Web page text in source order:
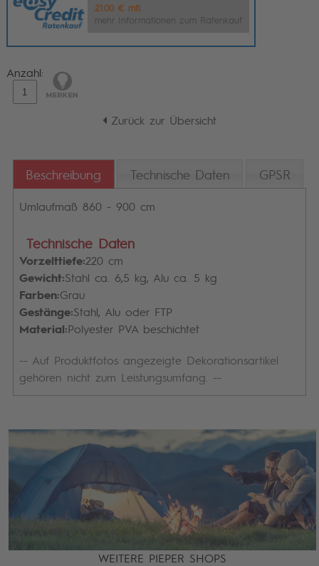
21.00 € mtl.
mehr Informationen zum Ratenkauf
Anzahl:
Zurück zur Übersicht
Beschreibung Technische Daten GPSR
Umlaufmaß 860 - 900 cm
Technische Daten
Vorzelttiefe:220 cm
Gewicht:Stahl ca. 6,5 kg, Alu ca. 5 kg
Farben:Grau
Gestänge:Stahl, Alu oder FTP
Material:Polyester PVA beschichtet
-- Auf Produktfotos angezeigte Dekorationsartikel
gehören nicht zum Leistungsumfang. --
WEITERE PIEPER SHOPS